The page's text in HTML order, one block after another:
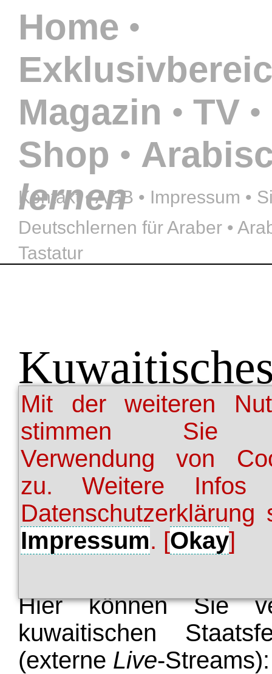
Home •
Magazin • TV •
Shop •
lernen
Kontakt•AGB • Impressum •
Deutschlernen für Araber •
Tastatur
Mit der weiteren
stimmen Sie
Verwendung von
zu. Weitere Infos
Datenschutzerklärung
Impressum. [Okay]
Kuwait hat zehn
denen vier als
da sie vom
kontrolliert
Fernsehanstalt KTV
Farbe und sendet drei
Hier können Sie
kuwaitischen
(externe Live-Streams):